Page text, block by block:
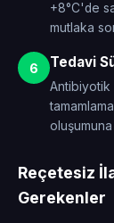
+8°C'de
mutlaka
6 Tedavi
Antibiyotik
Reçetesiz
Gerekenler